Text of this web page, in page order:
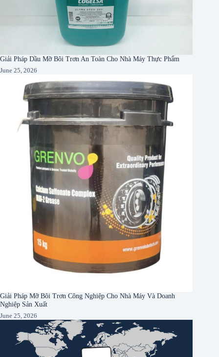
Giải Pháp Dầu Mỡ Bôi Trơn An Toàn Cho Nhà Máy Thực Phẩm
June 25, 2026
Giải Pháp Mỡ Bôi Trơn Công Nghiệp Cho Nhà Máy Và Doanh
Nghiệp Sản Xuất
June 25, 2026